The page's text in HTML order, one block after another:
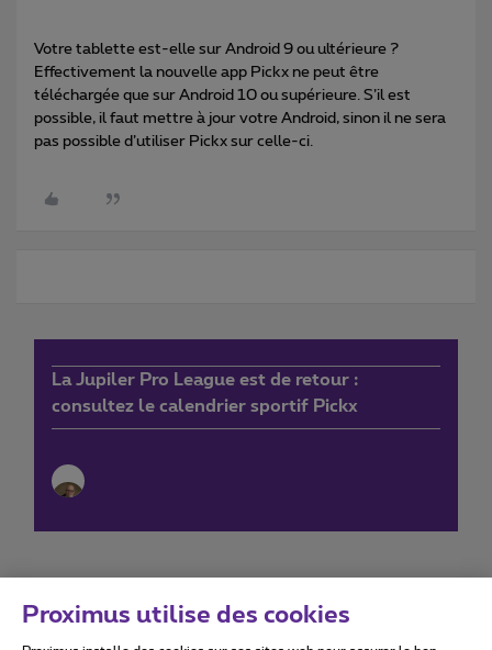
Votre tablette est-elle sur Android 9 ou ultérieure ?
Effectivement la nouvelle app Pickx ne peut être
téléchargée que sur Android 10 ou supérieure. S’il est
possible, il faut mettre à jour votre Android, sinon il ne sera
pas possible d’utiliser Pickx sur celle-ci.
La Jupiler Pro League est de retour :
consultez le calendrier sportif Pickx
Proximus utilise des cookies